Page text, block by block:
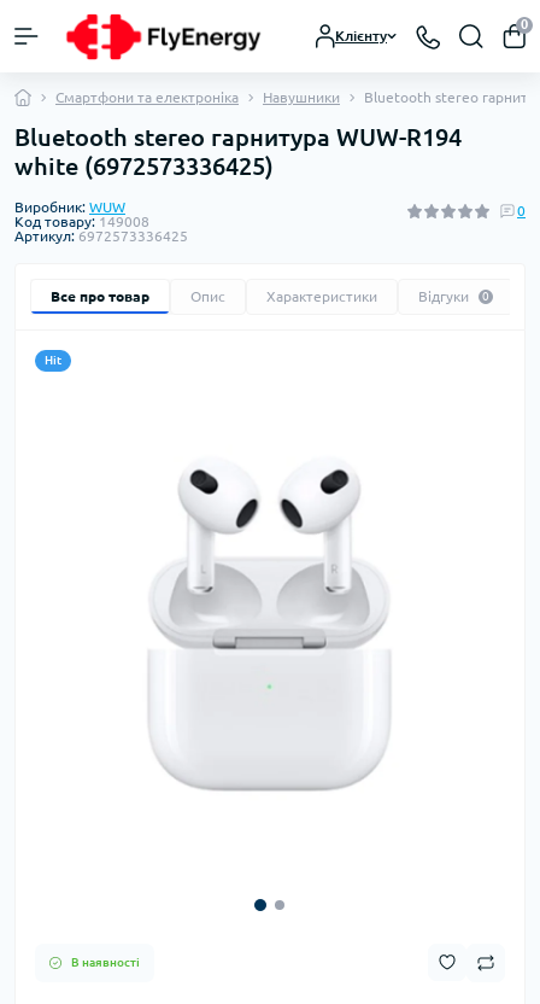
Клієнту
0
Смартфони та електроніка Навушники Bluetooth stereo
Bluetooth stereo гарнитура WUW-R194
white (6972573336425)
Виробник: WUW
Код товару: 149008
Артикул: 6972573336425
0
Все про товар Опис Характеристики Відгуки 0
Hit
В наявності